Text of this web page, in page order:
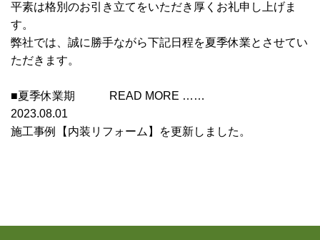
平素は格別のお引き立てをいただき厚くお礼申し上げま
す。
弊社では、誠に勝手ながら下記日程を夏季休業とさせてい
ただきます。
■夏季休業期 READ MORE ……
2023.08.01
施工事例【内装リフォーム】を更新しました。